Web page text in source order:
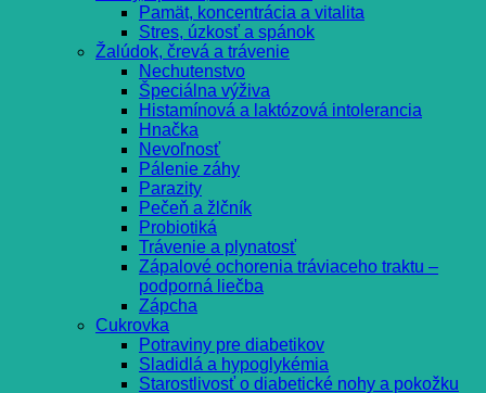
Pamät, koncentrácia a vitalita
Stres, úzkosť a spánok
Žalúdok, črevá a trávenie
Nechutenstvo
Špeciálna výživa
Histamínová a laktózová intolerancia
Hnačka
Nevoľnosť
Pálenie záhy
Parazity
Pečeň a žlčník
Probiotiká
Trávenie a plynatosť
Zápalové ochorenia tráviaceho traktu –
podporná liečba
Zápcha
Cukrovka
Potraviny pre diabetikov
Sladidlá a hypoglykémia
Starostlivosť o diabetické nohy a pokožku